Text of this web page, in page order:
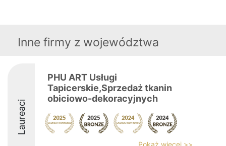
Inne firmy z województwa
Laureaci
PHU ART Usługi
Tapicerskie,Sprzedaż tkanin
obiciowo-dekoracyjnych
Pokaż więcej >>